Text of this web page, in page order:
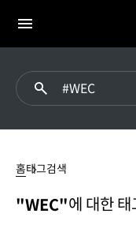
전체
홈태그검색
"WEC"에 대한